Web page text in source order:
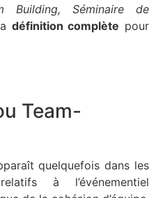
Building, Séminaire de
définition complète pour
Team-
quelquefois dans les
à l’événementiel